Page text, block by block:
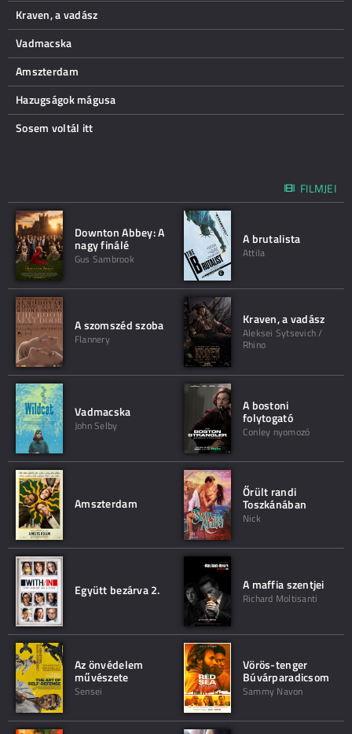
Kraven, a vadász
Vadmacska
Amszterdam
Hazugságok mágusa
Sosem voltál itt
FILMJEI
Downton Abbey: A
nagy finálé
Gus Sambrook
A brutalista
Attila
A szomszéd szoba
Flannery
Kraven, a vadász
Aleksei Sytsevich /
Rhino
Vadmacska
John Selby
A bostoni
folytogató
Conley nyomozó
Amszterdam
Őrült randi
Toszkánában
Nick
Együtt bezárva 2. A maffia szentjei
Richard Moltisanti
Az önvédelem
művészete
Sensei
Vörös-tenger
Búvárparadicsom
Sammy Navon